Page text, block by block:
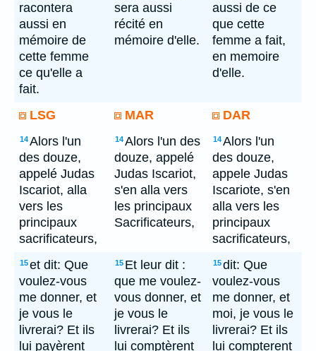
racontera
aussi en
mémoire de
cette femme
ce qu'elle a
fait.
sera aussi
récité en
mémoire d'elle.
aussi de ce
que cette
femme a fait,
en memoire
d'elle.
LSG MAR DAR
14Alors l'un
des douze,
appelé Judas
Iscariot, alla
vers les
principaux
sacrificateurs,
14Alors l'un des
douze, appelé
Judas Iscariot,
s'en alla vers
les principaux
Sacrificateurs,
14Alors l'un
des douze,
appele Judas
Iscariote, s'en
alla vers les
principaux
sacrificateurs,
15et dit: Que
voulez-vous
me donner, et
je vous le
livrerai? Et ils
lui payèrent
15 Et leur dit :
que me voulez-
vous donner, et
je vous le
livrerai? Et ils
lui comptèrent
15dit: Que
voulez-vous
me donner, et
moi, je vous le
livrerai? Et ils
lui compterent